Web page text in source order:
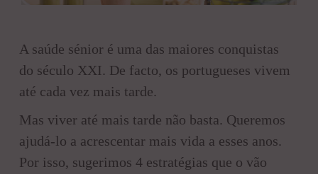
A saúde sénior é uma das maiores conquistas
do século XXI. De facto, os portugueses vivem
até cada vez mais tarde.
Mas viver até mais tarde não basta. Queremos
ajudá-lo a acrescentar mais vida a esses anos.
Por isso, sugerimos 4 estratégias que o vão